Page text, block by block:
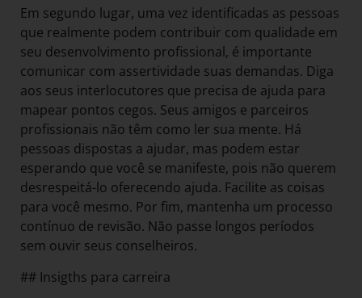
Em segundo lugar, uma vez identificadas as pessoas
que realmente podem contribuir com qualidade em
seu desenvolvimento profissional, é importante
comunicar com assertividade suas demandas. Diga
aos seus interlocutores que precisa de ajuda para
mapear pontos cegos. Seus amigos e parceiros
profissionais não têm como ler sua mente. Há
pessoas dispostas a ajudar, mas podem estar
esperando que você se manifeste, pois não querem
desrespeitá-lo oferecendo ajuda. Facilite as coisas
para você mesmo. Por fim, mantenha um processo
contínuo de revisão. Não passe longos períodos
sem ouvir seus conselheiros.
## Insigths para carreira